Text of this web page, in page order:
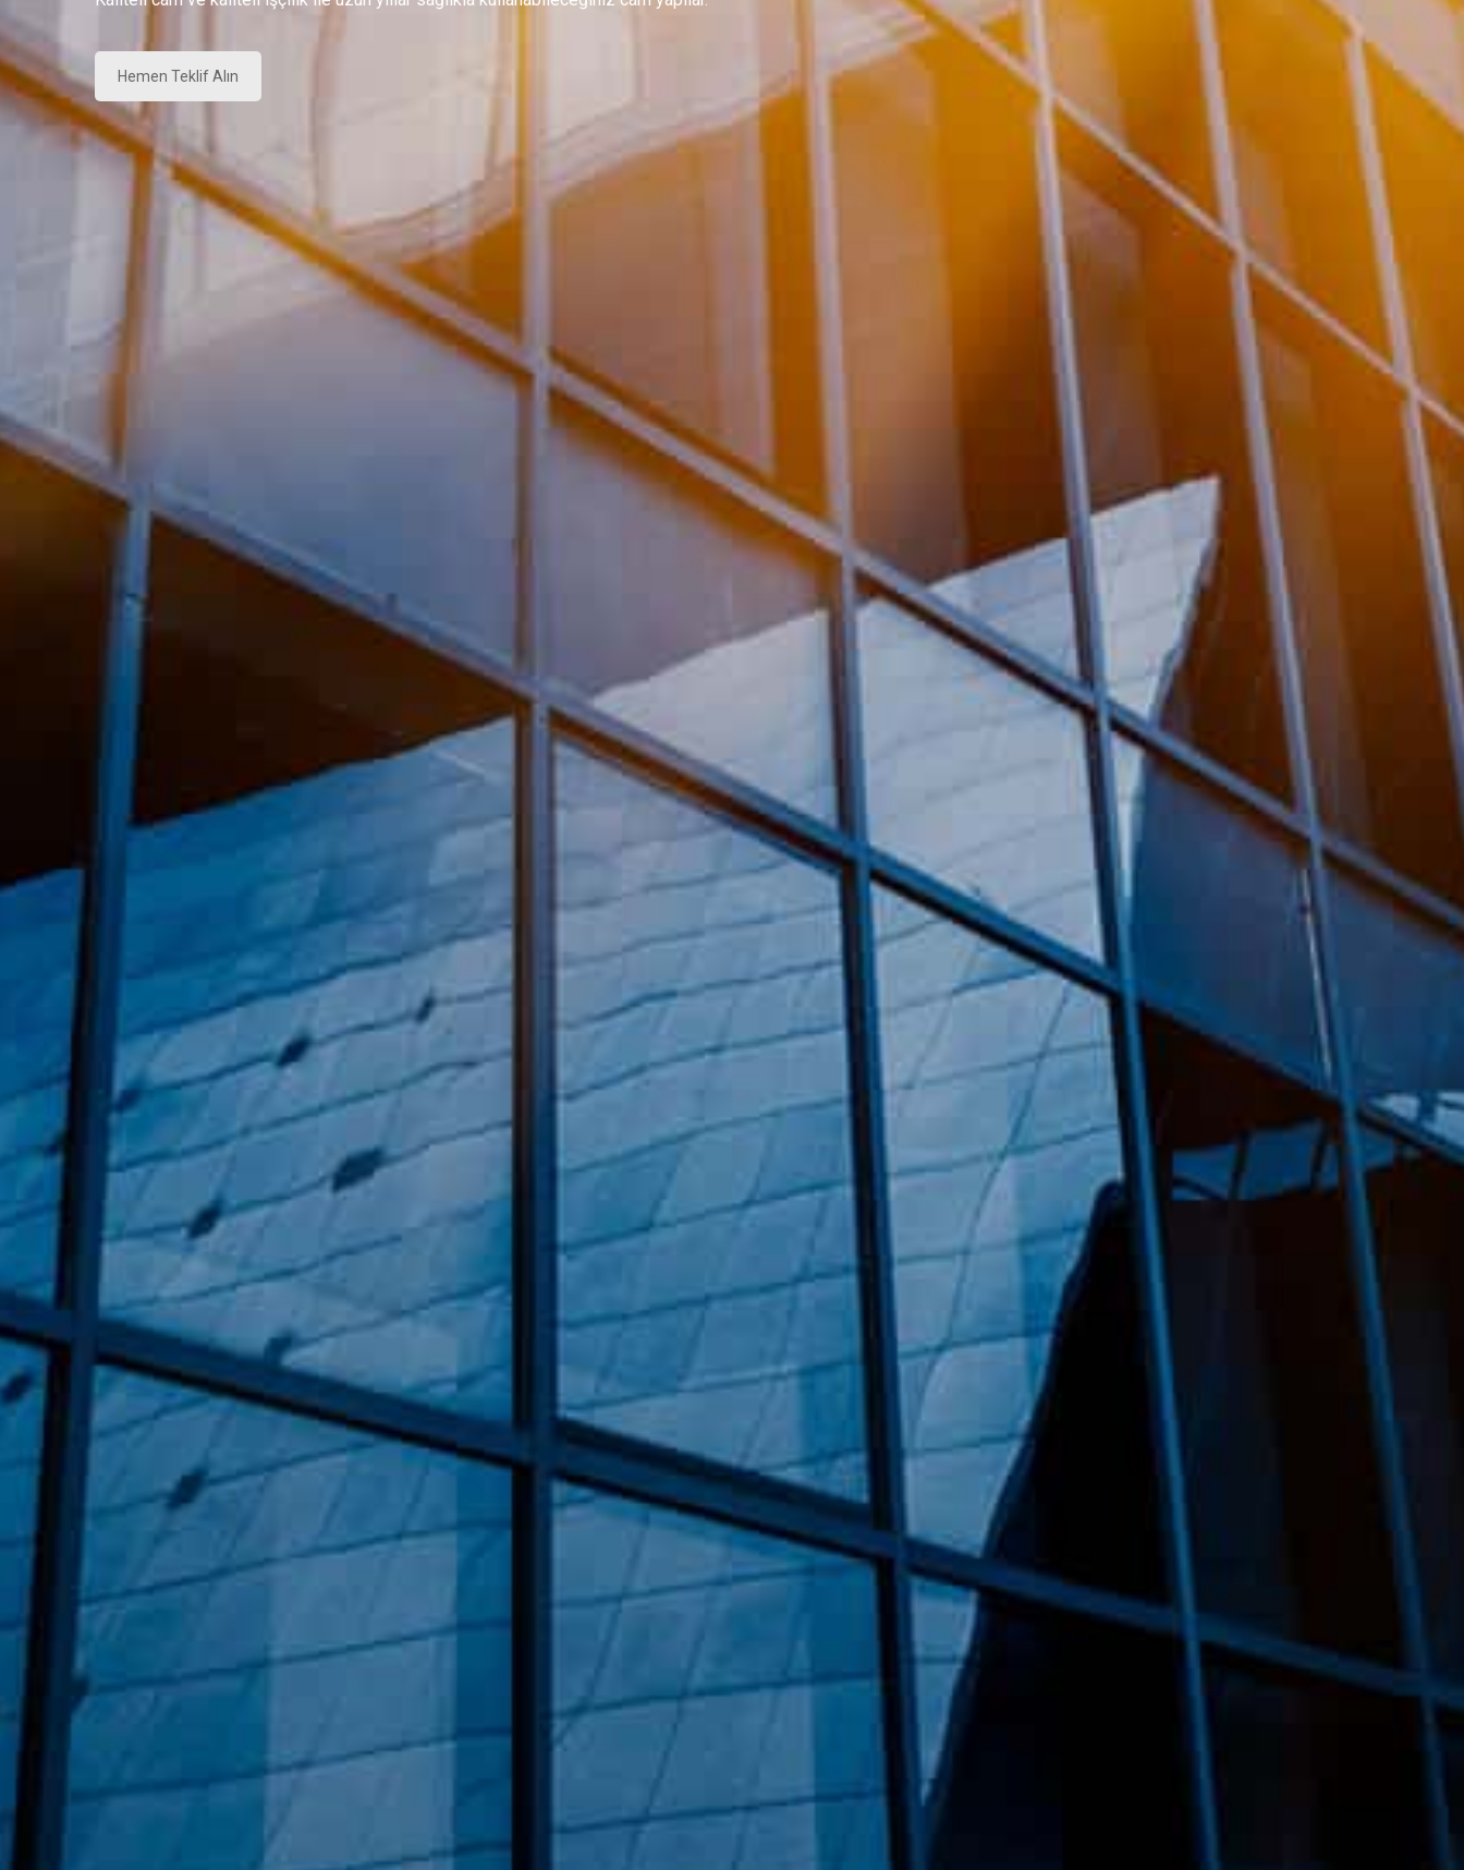
Hemen Teklif Alın